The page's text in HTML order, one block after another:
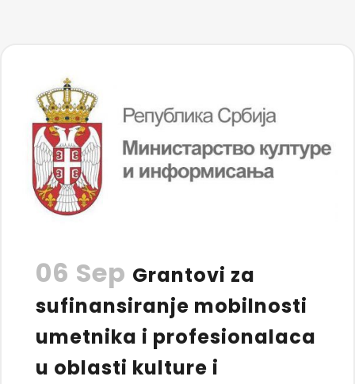
06 Sep Grantovi za
sufinansiranje mobilnosti
umetnika i profesionalaca
u oblasti kulture i